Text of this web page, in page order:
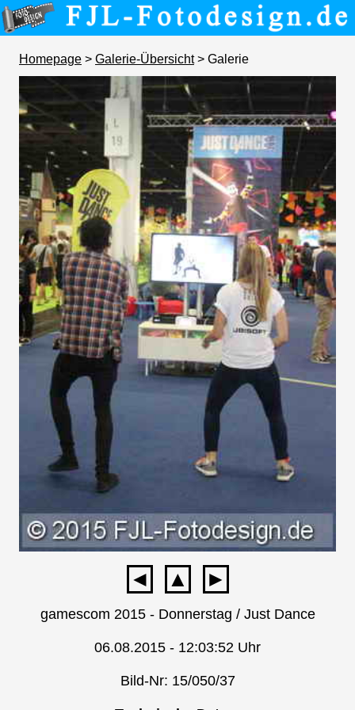
Homepage > Galerie-Übersicht> Galerie
◄ ▲ ►
gamescom 2015 - Donnerstag / Just Dance
06.08.2015 - 12:03:52 Uhr
Bild-Nr: 15/050/37